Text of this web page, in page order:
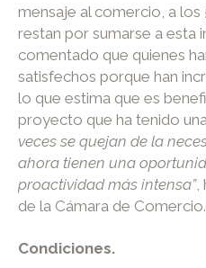
mensaje al comercio, a
restan por sumarse a esta
comentado que quienes
satisfechos porque han
lo que estima que es
proyecto que ha tenido
veces se quejan de la
ahora tienen una
proactividad más intensa”,
de la Cámara de Comercio.
Condiciones.